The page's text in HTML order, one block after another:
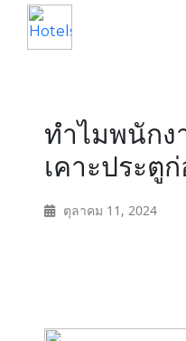
About
ทำไมพนักง
เคาะประตู
ตุลาคม 11, 2024